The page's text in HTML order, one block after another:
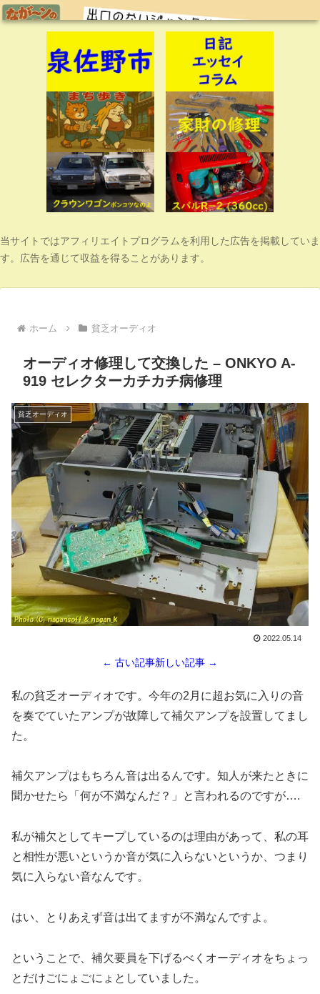
当サイトではアフィリエイトプログラムを利用した広告を掲載していま
す。広告を通じて収益を得ることがあります。
ホーム 貧乏オーディオ
オーディオ修理して交換した – ONKYO A-
919 セレクターカチカチ病修理
貧乏オーディオ
2022.05.14
← 古い記事新しい記事 →
私の貧乏オーディオです。今年の2月に超お気に入りの音
を奏でていたアンプが故障して補欠アンプを設置してまし
た。
補欠アンプはもちろん音は出るんです。知人が来たときに
聞かせたら「何が不満なんだ？」と言われるのですが….
私が補欠としてキープしているのは理由があって、私の耳
と相性が悪いというか音が気に入らないというか、つまり
気に入らない音なんです。
はい、とりあえず音は出てますが不満なんですよ。
ということで、補欠要員を下げるべくオーディオをちょっ
とだけごにょごにょとしていました。